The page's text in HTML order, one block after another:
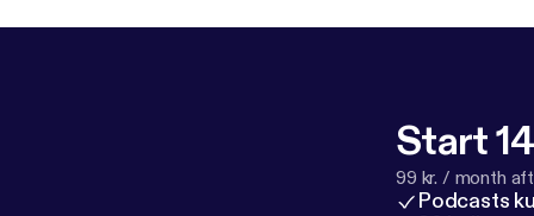
Start
99 kr. / month
Podcasts